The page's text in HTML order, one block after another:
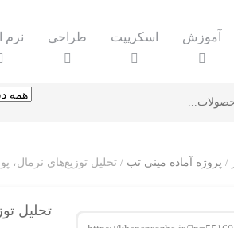
آموزش اسکریپت طراحی نرم
/ پروژه آماده مینی تب / تحلیل توزیع‌های نرمال،
تحلیل